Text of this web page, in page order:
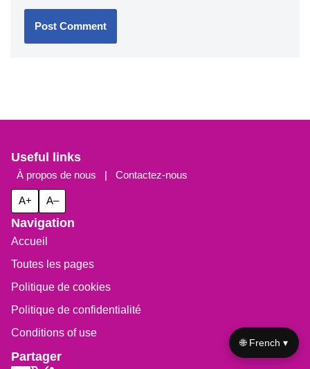
Useful links
À propos de nous | Contactez-nous
A+ A–
Navigation
Accueil
Toutes les pages
Politique de cookies
Politique de confidentialité
Conditions of use
Partager
🌐 French ▾